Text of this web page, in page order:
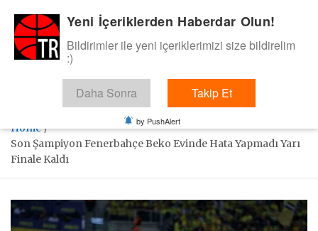
content
BasketTR
Sol dip çizgiden bir basket de bizden gelsin dedik.
Home
Son Şampiyon Fenerbahçe Beko Evinde Hata Yapmadı Yarı
Finale Kaldı
Yeni İçeriklerden Haberdar Olun!
Bildirimler ile yeni içeriklerimizi size bildirelim
:)
Daha Sonra Takip Et
by PushAlert